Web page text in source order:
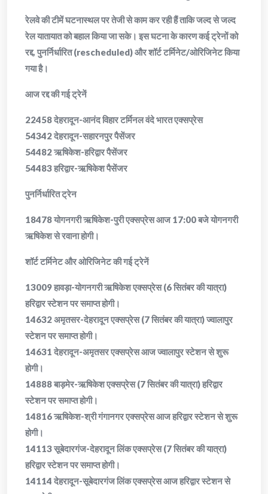
​रेलवे की टीमें घटनास्थल पर तेजी से काम कर रही हैं ताकि जल्द से जल्द
रेल यातायात को बहाल किया जा सके। इस घटना के कारण कई ट्रेनों को
रद्द, पुनर्निर्धारित (rescheduled) और शॉर्ट टर्मिनेट/ओरिजिनेट किया
गया है।
​आज रद्द की गई ट्रेनें
​22458 देहरादून-आनंद विहार टर्मिनल वंदे भारत एक्सप्रेस
​54342 देहरादून-सहारनपुर पैसेंजर
​54482 ऋषिकेश-हरिद्वार पैसेंजर
​54483 हरिद्वार-ऋषिकेश पैसेंजर
​पुनर्निर्धारित ट्रेन
​18478 योगनगरी ऋषिकेश-पुरी एक्सप्रेस आज 17:00 बजे योगनगरी
ऋषिकेश से रवाना होगी।
​शॉर्ट टर्मिनेट और ओरिजिनेट की गई ट्रेनें
​13009 हावड़ा-योगनगरी ऋषिकेश एक्सप्रेस (6 सितंबर की यात्रा)
हरिद्वार स्टेशन पर समाप्त होगी।
​14632 अमृतसर-देहरादून एक्सप्रेस (7 सितंबर की यात्रा) ज्वालापुर
स्टेशन पर समाप्त होगी।
​14631 देहरादून-अमृतसर एक्सप्रेस आज ज्वालापुर स्टेशन से शुरू
होगी।
​14888 बाड़मेर-ऋषिकेश एक्सप्रेस (7 सितंबर की यात्रा) हरिद्वार
स्टेशन पर समाप्त होगी।
​14816 ऋषिकेश-श्री गंगानगर एक्सप्रेस आज हरिद्वार स्टेशन से शुरू
होगी।
​14113 सूबेदारगंज-देहरादून लिंक एक्सप्रेस (7 सितंबर की यात्रा)
हरिद्वार स्टेशन पर समाप्त होगी।
​14114 देहरादून-सूबेदारगंज लिंक एक्सप्रेस आज हरिद्वार स्टेशन से